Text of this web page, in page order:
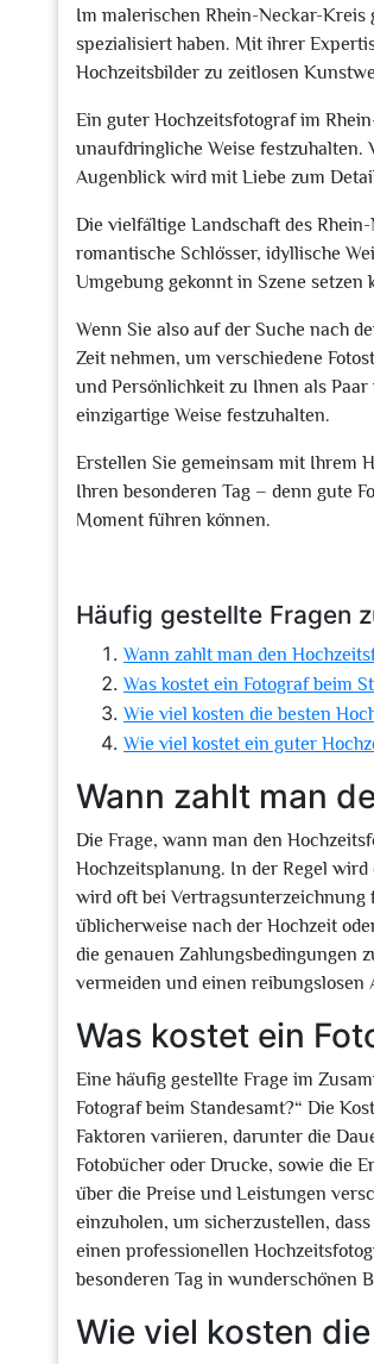
Im malerischen Rhein-Neckar-Kreis
spezialisiert haben. Mit ihrer
Hochzeitsbilder zu zeitlosen
Ein guter Hochzeitsfotograf im
unaufdringliche Weise festzuhalten.
Augenblick wird mit Liebe zum
Die vielfältige Landschaft des
romantische Schlösser, idyllische
Umgebung gekonnt in Szene setzen
Wenn Sie also auf der Suche nach
Zeit nehmen, um verschiedene
und Persönlichkeit zu Ihnen als
einzigartige Weise festzuhalten.
Erstellen Sie gemeinsam mit Ihrem
Ihren besonderen Tag – denn gute
Moment führen können.
Häufig gestellte Fragen
Wann zahlt man den
Was kostet ein Fotograf beim
Wie viel kosten die besten
Wie viel kostet ein guter
Wann zahlt man
Die Frage, wann man den
Hochzeitsplanung. In der Regel
wird oft bei Vertragsunterzeichnung
üblicherweise nach der Hochzeit
die genauen Zahlungsbedingungen
vermeiden und einen reibungslosen
Was kostet ein
Eine häufig gestellte Frage im
Fotograf beim Standesamt?“ Die
Faktoren variieren, darunter die
Fotobücher oder Drucke, sowie die
über die Preise und Leistungen
einzuholen, um sicherzustellen,
einen professionellen
besonderen Tag in wunderschönen
Wie viel kosten